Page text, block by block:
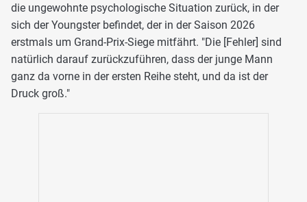
die ungewohnte psychologische Situation zurück, in der
sich der Youngster befindet, der in der Saison 2026
erstmals um Grand-Prix-Siege mitfährt. "Die [Fehler] sind
natürlich darauf zurückzuführen, dass der junge Mann
ganz da vorne in der ersten Reihe steht, und da ist der
Druck groß."